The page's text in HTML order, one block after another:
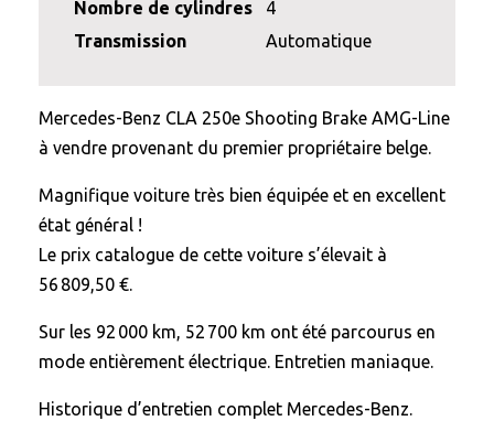
Nombre de cylindres
4
Transmission
Automatique
Mercedes-Benz CLA 250e Shooting Brake AMG-Line
à vendre provenant du premier propriétaire belge.
Magnifique voiture très bien équipée et en excellent
état général !
Le prix catalogue de cette voiture s’élevait à
56 809,50 €.
Sur les 92 000 km, 52 700 km ont été parcourus en
mode entièrement électrique. Entretien maniaque.
Historique d’entretien complet Mercedes-Benz.